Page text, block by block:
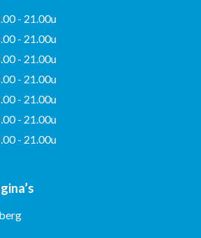
- 21.00u
- 21.00u
- 21.00u
- 21.00u
- 21.00u
- 21.00u
- 21.00u